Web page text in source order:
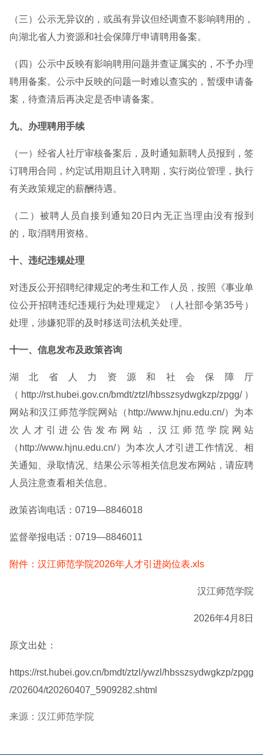
（三）公示无异议的，或虽有异议但经调查不影响聘用的，
向湖北省人力资源和社会保障厅申请聘用备案。
（四）公示中反映有影响聘用问题并查证属实的，不予办理
聘用备案。公示中反映的问题一时难以查实的，暂缓申请备
案，待查清后再决定是否申请备案。
九、办理聘用手续
（一）经省人社厅审核备案后，及时通知新聘人员报到，签
订聘用合同，约定试用期且计入聘期，实行岗位管理，执行
有关政策规定的薪酬待遇。
（二）被聘人员自接到通知20日内无正当理由没有报到
的，取消聘用资格。
十、违纪违规处理
对违反公开招聘纪律规定的考生和工作人员，按照《事业单
位公开招聘违纪违规行为处理规定》（人社部令第35号）
处理，涉嫌犯罪的及时移送司法机关处理。
十一、信息发布及政策咨询
湖北省人力资源和社会保障厅
（http://rst.hubei.gov.cn/bmdt/ztzl/hbsszsydwgkzp/zpgg/）
网站和汉江师范学院网站（http://www.hjnu.edu.cn/）为本
次人才引进公告发布网站，汉江师范学院网站
（http://www.hjnu.edu.cn/）为本次人才引进工作情况、相
关通知、录取情况、结果公示等相关信息发布网站，请应聘
人员注意查看相关信息。
政策咨询电话：0719—8846018
监督举报电话：0719—8846011
附件：汉江师范学院2026年人才引进岗位表.xls
汉江师范学院
2026年4月8日
原文出处：
https://rst.hubei.gov.cn/bmdt/ztzl/ywzl/hbsszsydwgkzp/zpgg
/202604/t20260407_5909282.shtml
来源：汉江师范学院